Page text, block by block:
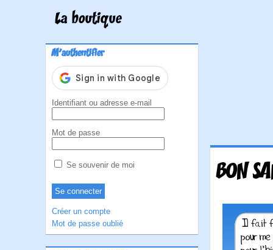
La boutique
M'authentifier
Identifiant ou adresse e-mail
Mot de passe
Se souvenir de moi
Créer un compte
Mot de passe oublié
BON